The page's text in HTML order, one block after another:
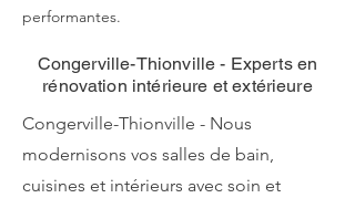
performantes.
Congerville-Thionville - Experts en
rénovation intérieure et extérieure
Congerville-Thionville - Nous
modernisons vos salles de bain,
cuisines et intérieurs avec soin et